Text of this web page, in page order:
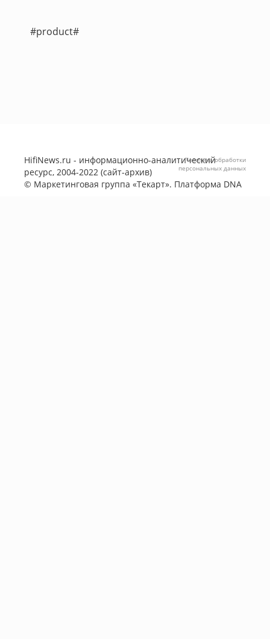
#product#
HifiNews.ru - информационно-аналитический
ресурс, 2004-2022 (сайт-архив)
© Маркетинговая группа «Текарт». Платформа DNA
Политика обработки
персональных данных